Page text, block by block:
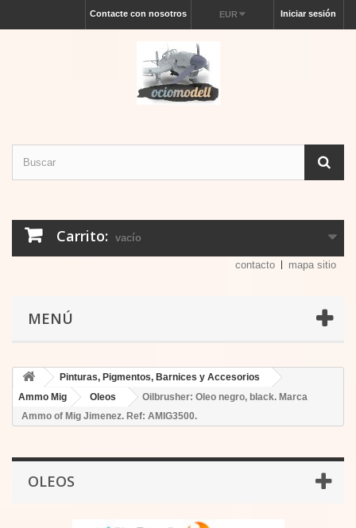
Iniciar sesión
EUR
Contacte con nosotros
Carrito: vacío
contacto mapa sitio
MENÚ
Pinturas, Pigmentos, Barnices y Accesorios
Ammo Mig
Oleos
Oilbrusher: Oleo negro, black. Marca
Ammo of Mig Jimenez. Ref: AMIG3500.
OLEOS